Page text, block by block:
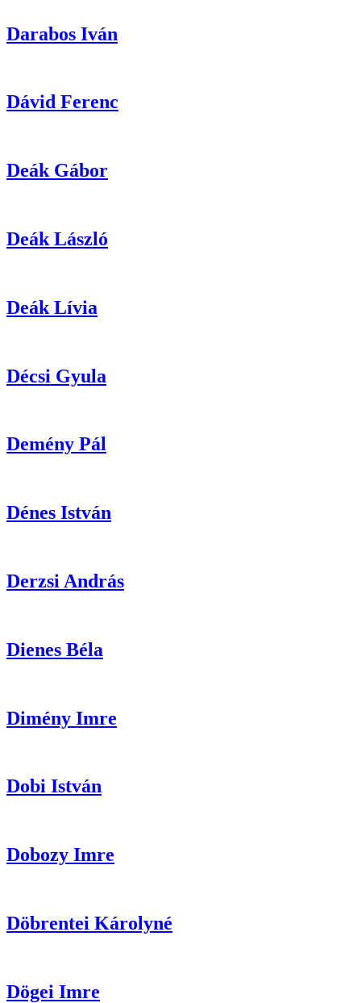
Darabos Iván
Dávid Ferenc
Deák Gábor
Deák László
Deák Lívia
Décsi Gyula
Demény Pál
Dénes István
Derzsi András
Dienes Béla
Dimény Imre
Dobi István
Dobozy Imre
Döbrentei Károlyné
Dögei Imre